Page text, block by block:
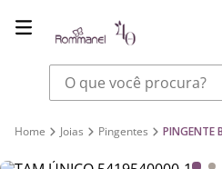
O que você procura?
Joias Pingentes PINGENTE